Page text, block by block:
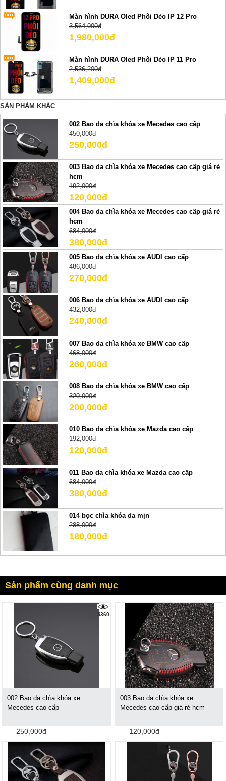
Màn hình DURA Oled Phôi Dẻo IP 12 Pro
3,564,000đ
1,980,000đ
Màn hình DURA Oled Phôi Dẻo IP 11 Pro
2,536,200đ
1,409,000đ
SẢN PHẢM KHÁC
002 Bao da chìa khóa xe Mecedes cao cấp
450,000đ
250,000đ
003 Bao da chìa khóa xe Mecedes cao cấp giá rẻ
hcm
192,000đ
120,000đ
004 Bao da chìa khóa xe Mecedes cao cấp giá rẻ
hcm
684,000đ
380,000đ
005 Bao da chìa khóa xe AUDI cao cấp
486,000đ
270,000đ
006 Bao da chìa khóa xe AUDI cao cấp
432,000đ
240,000đ
007 Bao da chìa khóa xe BMW cao cấp
468,000đ
260,000đ
008 Bao da chìa khóa xe BMW cao cấp
320,000đ
200,000đ
010 Bao da chìa khóa xe Mazda cao cấp
192,000đ
120,000đ
011 Bao da chìa khóa xe Mazda cao cấp
684,000đ
380,000đ
014 bọc chìa khóa da mịn
288,000đ
180,000đ
Sản phẩm cùng danh mục
5360
002 Bao da chìa khóa xe
Mecedes cao cấp
250,000đ
003 Bao da chìa khóa xe
Mecedes cao cấp giá rẻ hcm
120,000đ